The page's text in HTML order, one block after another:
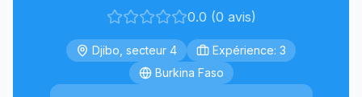
0.0 (0 avis)
Djibo, secteur 4
Expérience: 3
Burkina Faso